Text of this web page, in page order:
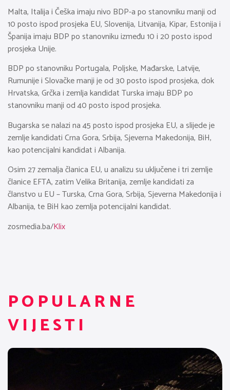
Malta, Italija i Češka imaju nivo BDP-a po stanovniku manji od
10 posto ispod prosjeka EU, Slovenija, Litvanija, Kipar, Estonija i
Španija imaju BDP po stanovniku između 10 i 20 posto ispod
prosjeka Unije.
BDP po stanovniku Portugala, Poljske, Mađarske, Latvije,
Rumunije i Slovačke manji je od 30 posto ispod prosjeka, dok
Hrvatska, Grčka i zemlja kandidat Turska imaju BDP po
stanovniku manji od 40 posto ispod prosjeka.
Bugarska se nalazi na 45 posto ispod prosjeka EU, a slijede je
zemlje kandidati Crna Gora, Srbija, Sjeverna Makedonija, BiH,
kao potencijalni kandidat i Albanija.
Osim 27 zemalja članica EU, u analizu su uključene i tri zemlje
članice EFTA, zatim Velika Britanija, zemlje kandidati za
članstvo u EU – Turska, Crna Gora, Srbija, Sjeverna Makedonija i
Albanija, te BiH kao zemlja potencijalni kandidat.
zosmedia.ba/Klix
POPULARNE
VIJESTI